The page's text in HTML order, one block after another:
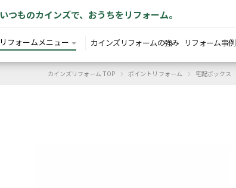
いつものカインズで、おうちをリフォーム。
リフォームメニュー カインズリフォームの強み リフォーム事例
カインズリフォーム TOP › ポイントリフォーム › 宅配ボックス